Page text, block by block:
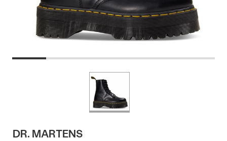
DR. MARTENS